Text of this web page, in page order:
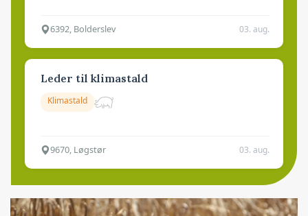
6392, Bolderslev 03. aug.
Leder til klimastald
Klimastald
9670, Løgstør 03. aug.